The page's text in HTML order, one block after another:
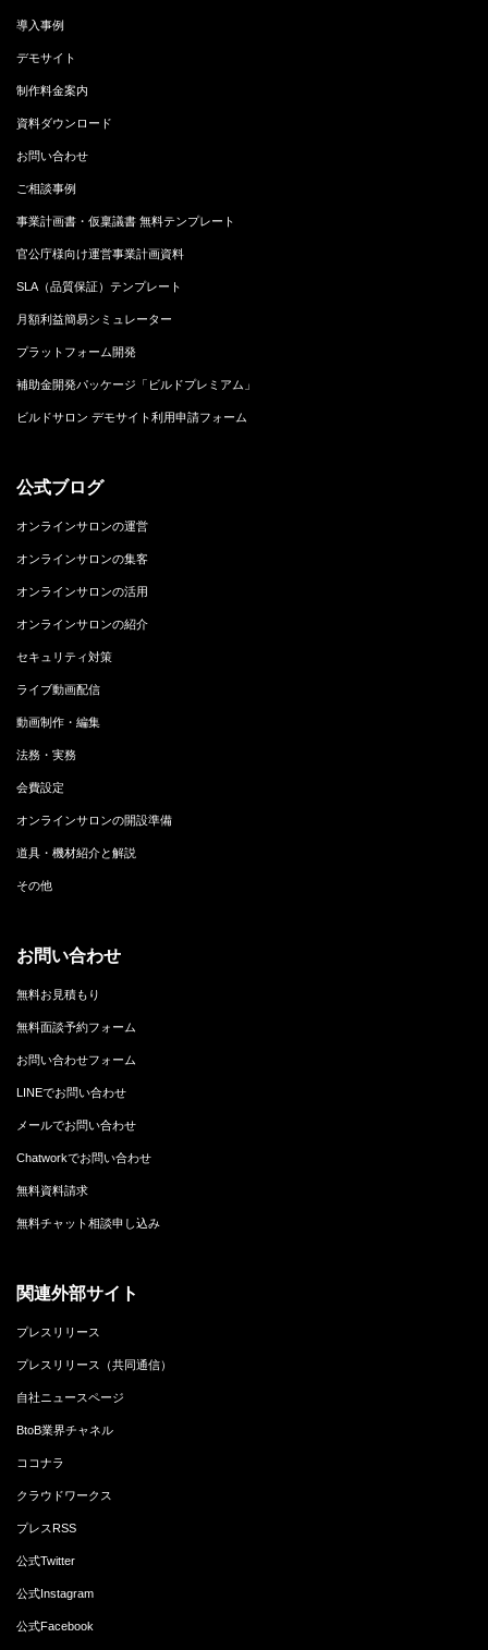
導入事例
デモサイト
制作料金案内
資料ダウンロード
お問い合わせ
ご相談事例
事業計画書・仮稟議書 無料テンプレート
官公庁様向け運営事業計画資料
SLA（品質保証）テンプレート
月額利益簡易シミュレーター
プラットフォーム開発
補助金開発パッケージ「ビルドプレミアム」
ビルドサロン デモサイト利用申請フォーム
公式ブログ
オンラインサロンの運営
オンラインサロンの集客
オンラインサロンの活用
オンラインサロンの紹介
セキュリティ対策
ライブ動画配信
動画制作・編集
法務・実務
会費設定
オンラインサロンの開設準備
道具・機材紹介と解説
その他
お問い合わせ
無料お見積もり
無料面談予約フォーム
お問い合わせフォーム
LINEでお問い合わせ
メールでお問い合わせ
Chatworkでお問い合わせ
無料資料請求
無料チャット相談申し込み
関連外部サイト
プレスリリース
プレスリリース（共同通信）
自社ニュースページ
BtoB業界チャネル
ココナラ
クラウドワークス
プレスRSS
公式Twitter
公式Instagram
公式Facebook